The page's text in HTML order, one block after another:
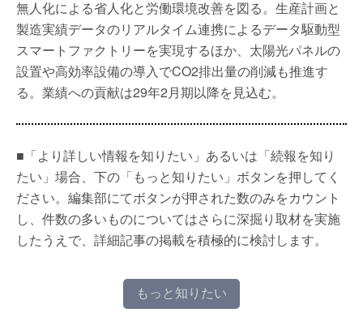
無人化による省人化と労働環境改善を図る。生産計画と
製造実績データのリアルタイム連携によるデータ駆動型
スマートファクトリーを実現するほか、太陽光パネルの
設置や高効率設備の導入でCO2排出量の削減も推進す
る。業績への貢献は29年2月期以降を見込む。
■「より詳しい情報を知りたい」あるいは「続報を知り
たい」場合、下の「もっと知りたい」ボタンを押してく
ださい。編集部にてボタンが押された数のみをカウント
し、件数の多いものについてはさらに深掘り取材を実施
したうえで、詳細記事の掲載を積極的に検討します。
もっと知りたい